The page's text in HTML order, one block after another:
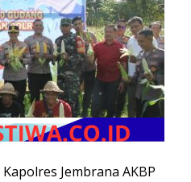
Jembrana AKBP